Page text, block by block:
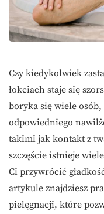
Czy kiedykolwiek
łokciach staje się
boryka się wiele
odpowiedniego
takimi jak kontakt z
szczęście istnieje
Ci przywrócić
artykule znajdziesz
pielęgnacji, które